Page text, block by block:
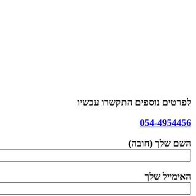
לפרטים נוספים התקשרו עכשיו
054-4954456
השם שלך (חובה)
האימייל שלך